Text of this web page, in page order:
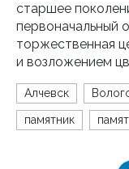
старшее
первоначальный
торжественная
и возложением
Алчевск
памятник